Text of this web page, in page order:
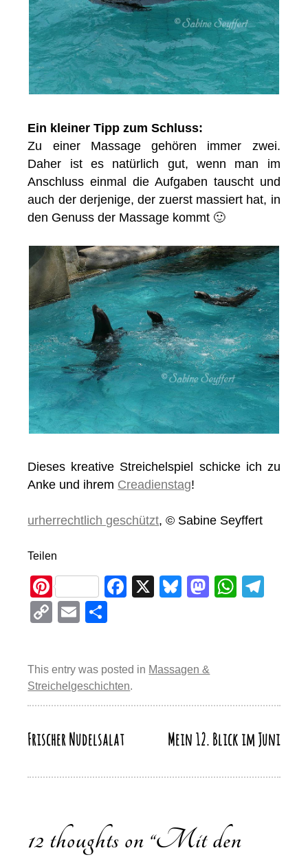
Ein kleiner Tipp zum Schluss:
Zu einer Massage gehören immer zwei.
Daher ist es natürlich gut, wenn man im
Anschluss einmal die Aufgaben tauscht und
auch der derjenige, der zuerst massiert hat, in
den Genuss der Massage kommt 🙂
Dieses kreative Streichelspiel schicke ich zu
Anke und ihrem Creadienstag!
urherrechtlich geschützt, © Sabine Seyffert
Teilen
Pi
nt
er
st
F
b
o
X
Bl
y
M
d
W
C
y
Li
k
E
n
This entry was posted in Massagen &
Streichelgeschichten.
Beitragsnavigation
Frischer Nudelsalat Mein 12. Blick im Juni
12 thoughts on “Mit den